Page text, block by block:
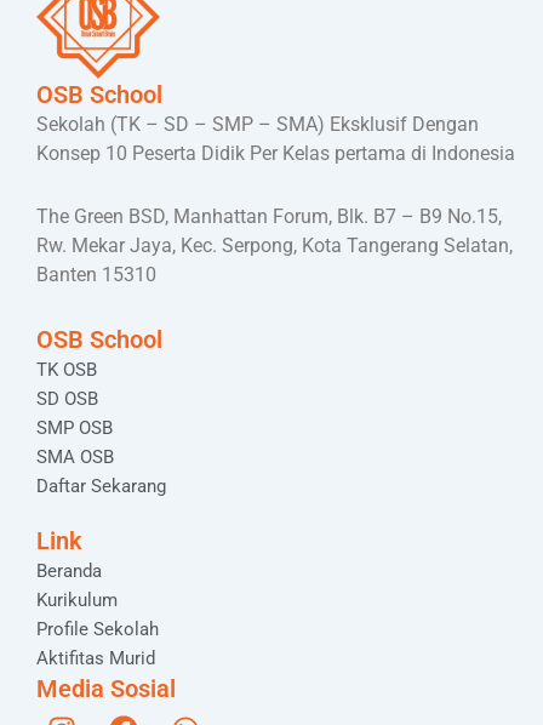
OSB School
Sekolah (TK – SD – SMP – SMA) Eksklusif Dengan
Konsep 10 Peserta Didik Per Kelas pertama di Indonesia
The Green BSD, Manhattan Forum, Blk. B7 – B9 No.15,
Rw. Mekar Jaya, Kec. Serpong, Kota Tangerang Selatan,
Banten 15310
OSB School
TK OSB
SD OSB
SMP OSB
SMA OSB
Daftar Sekarang
Link
Beranda
Kurikulum
Profile Sekolah
Aktifitas Murid
Media Sosial
I F W